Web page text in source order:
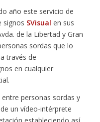
año este servicio de
signos SVisual en sus
de la Libertad y Gran
sordas que lo
través de
en cualquier
personas sordas y
un vídeo-intérprete